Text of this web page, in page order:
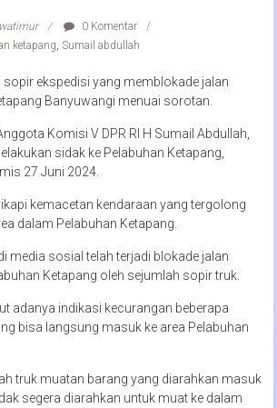
0 Komentar
ketapang, Sumail abdullah
sopir ekspedisi yang memblokade jalan
Banyuwangi menuai sorotan.
Komisi V DPR RI H Sumail Abdullah,
sidak ke Pelabuhan Ketapang,
27 Juni 2024.
kemacetan kendaraan yang tergolong
dalam Pelabuhan Ketapang.
media sosial telah terjadi blokade jalan
Ketapang oleh sejumlah sopir truk.
adanya indikasi kecurangan beberapa
bisa langsung masuk ke area Pelabuhan
truk muatan barang yang diarahkan masuk
segera diarahkan untuk muat ke dalam